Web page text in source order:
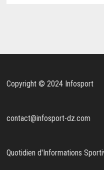
Copyright © 2024 Infosport
contact@infosport-dz.com
Quotidien d'Informations